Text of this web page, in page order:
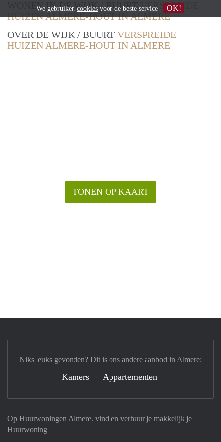
WONEN IN DE WIJK / BUURTVERSPREIDE
HUIZEN ALMERE-HOUT IN ALMERE
OVER DE WIJK / BUURT VERSPREIDE
HUIZEN ALMERE-HOUT IN ALMERE
TONEN OP KAART
Op Huurwoningen Almere. vind en verhuur je makkelijk je
Huurwoning
Niks leuks gevonden? Dit is ons andere aanbod in Almere:
Kamers Appartementen
We gebruiken cookies voor de beste service OK!